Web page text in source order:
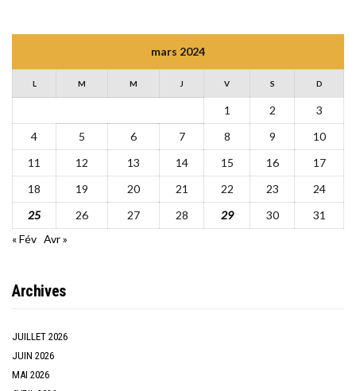
mars 2024
L M M J V S D
1 2
3
4
5 6 7 8 9
10
11
12 13 14 15 16
17
18
19 20 21 22 23
24
25
26 27 28 29 30
31
« Fév Avr »
Archives
JUILLET 2026
JUIN 2026
MAI 2026